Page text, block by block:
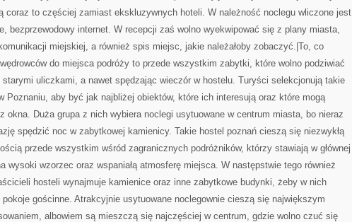
coraz to częściej zamiast ekskluzywnych hoteli. W należność noclegu wliczone jest
bezprzewodowy internet. W recepcji zaś wolno wyekwipować się z plany miasta,
miejskiej, a również spis miejsc, jakie należałoby zobaczyć.|To, co
do miejsca podróży to przede wszystkim zabytki, które wolno podziwiać
starymi uliczkami, a nawet spędzając wieczór w hostelu. Turyści selekcjonują takie
Poznaniu, aby być jak najbliżej obiektów, które ich interesują oraz które mogą
okna. Duża grupa z nich wybiera noclegi usytuowane w centrum miasta, bo nieraz
spędzić noc w zabytkowej kamienicy. Takie hostel poznań cieszą się niezwykłą
przede wszystkim wśród zagranicznych podróżników, którzy stawiają w głównej
wysoki wzorzec oraz wspaniałą atmosferę miejsca. W następstwie tego również
hosteli wynajmuje kamienice oraz inne zabytkowe budynki, żeby w nich
pokoje gościnne. Atrakcyjnie usytuowane noclegownie cieszą się największym
albowiem są mieszczą się najczęściej w centrum, gdzie wolno czuć się